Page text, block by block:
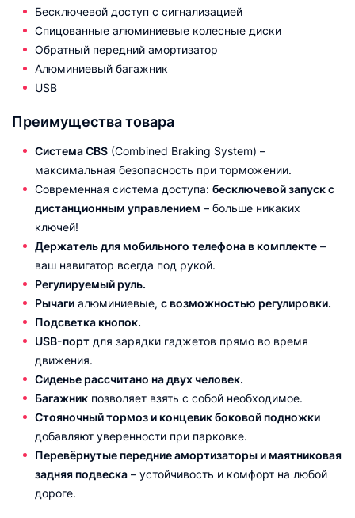
Бесключевой доступ с сигнализацией
Спицованные алюминиевые колесные диски
Обратный передний амортизатор
Алюминиевый багажник
USB
Преимущества товара
Система CBS (Combined Braking System) –
максимальная безопасность при торможении.
Современная система доступа: бесключевой запуск с
дистанционным управлением – больше никаких
ключей!
Держатель для мобильного телефона в комплекте –
ваш навигатор всегда под рукой.
Регулируемый руль.
Рычаги алюминиевые, с возможностью регулировки.
Подсветка кнопок.
USB-порт для зарядки гаджетов прямо во время
движения.
Сиденье рассчитано на двух человек.
Багажник позволяет взять с собой необходимое.
Стояночный тормоз и концевик боковой подножки
добавляют уверенности при парковке.
Перевёрнутые передние амортизаторы и маятниковая
задняя подвеска – устойчивость и комфорт на любой
дороге.